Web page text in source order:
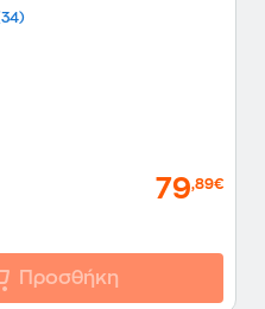
79,89€
Προσθήκη